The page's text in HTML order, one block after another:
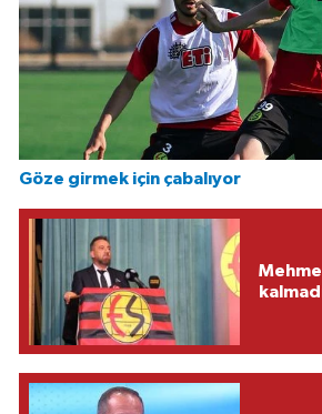
Göze girmek için çabalıyor